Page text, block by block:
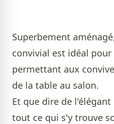
Superbement
convivial est idéal
permettant aux
de la table au salon.
Et que dire de
tout ce qui s'y trouve